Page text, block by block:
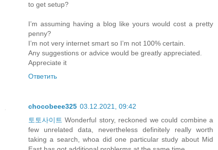
to get setup?
I’m assuming having a blog like yours would cost a pretty
penny?
I’m not very internet smart so I’m not 100% certain.
Any suggestions or advice would be greatly appreciated.
Appreciate it
Ответить
chocobeee325 03.12.2021, 09:42
토토사이트 Wonderful story, reckoned we could combine a
few unrelated data, nevertheless definitely really worth
taking a search, whoa did one particular study about Mid